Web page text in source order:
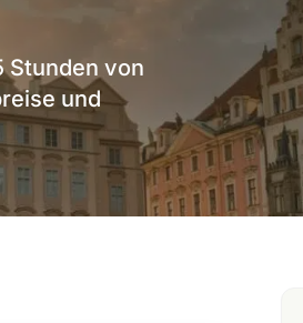
Stunden von
und